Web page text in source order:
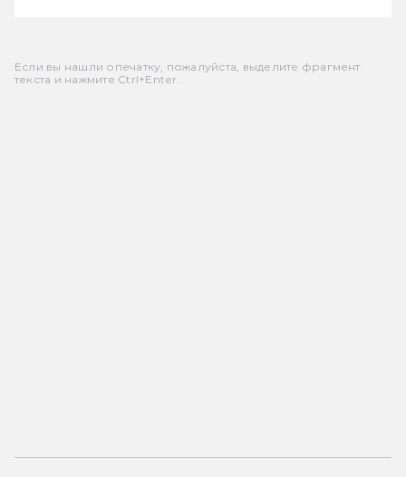
Если вы нашли опечатку, пожалуйста, выделите фрагмент
текста и нажмите Ctrl+Enter.